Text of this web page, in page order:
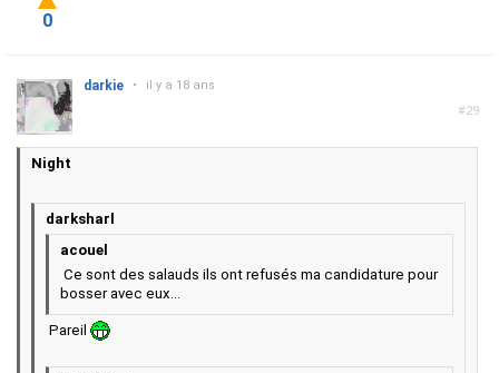
0
#29
darkie • il y a 18 ans
Night
darksharl
acouel
Ce sont des salauds ils ont refusés ma candidature pour
bosser avec eux...
Pareil